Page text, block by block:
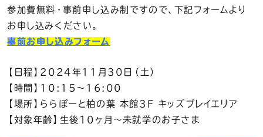
参加費無料・事前申し込み制ですので、下記フォームより
お申し込みください。
事前お申し込みフォーム
【日程】2024年11月30日（土）
【時間】10:15～16:00
【場所】ららぽーと柏の葉 本館3F キッズプレイエリア
【対象年齢】生後10ヶ月〜未就学のお子さま